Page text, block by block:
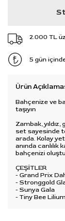
2.000 TL
5 gün
Ürün
Bahçenize ve
taşıyın
Zambak,
set sayesinde
arada. Kolay
anında
bahçenizi
ÇEŞİTLER
- Grand Prix
- ⁠Stronggold
- ⁠Sunya Gala
- ⁠Tiny Bee